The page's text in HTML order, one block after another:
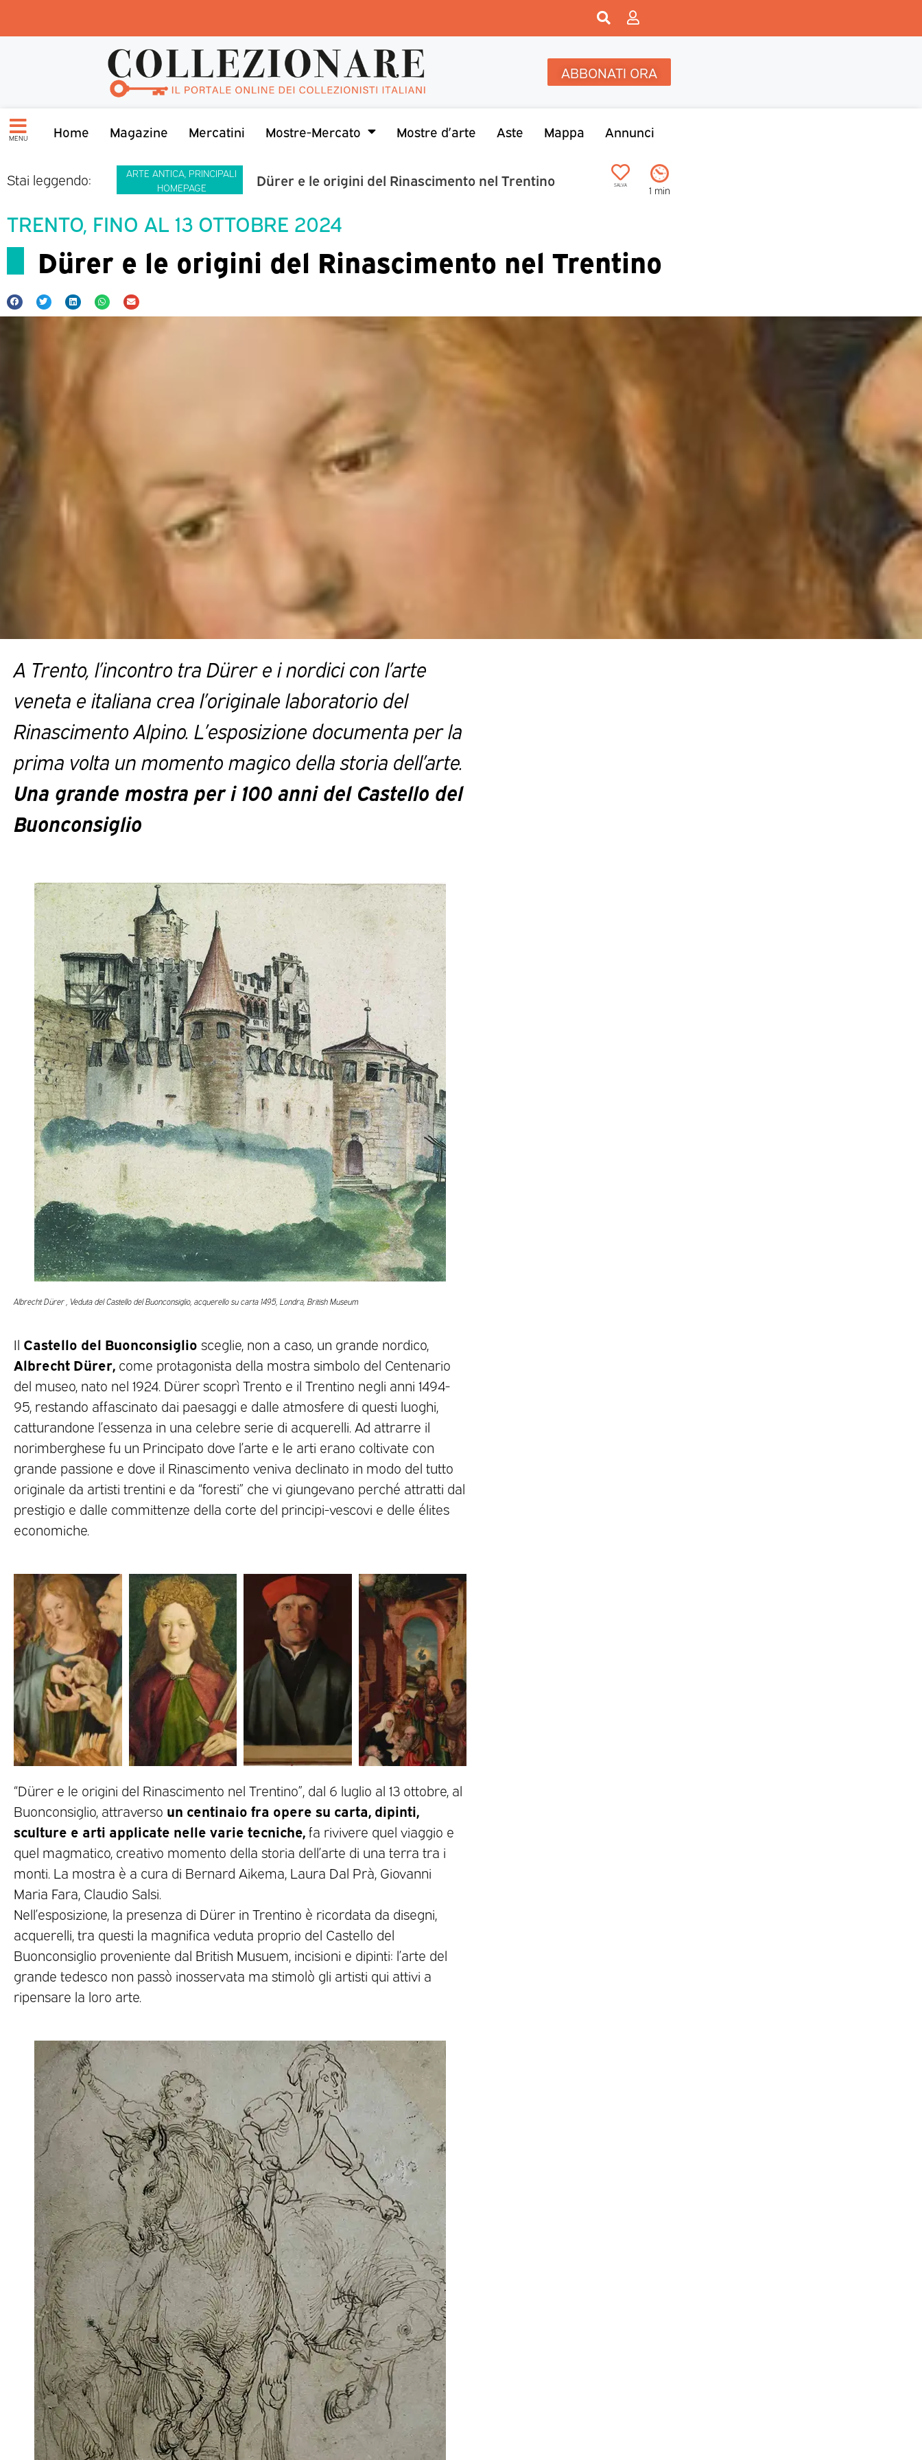
ABBONATI ORA
MENU Home Magazine Mercatini Mostre-Mercato Mostre d’arte Aste Mappa Annunci
Stai leggendo: ARTE ANTICA PRINCIPALI
HOMEPAGE
Dürer e le origini del Rinascimento nel Trentino SALVA 1 min
TRENTO, FINO AL 13 OTTOBRE 2024
Dürer e le origini del Rinascimento nel Trentino
A Trento, l’incontro tra Dürer e i nordici con l’arte
veneta e italiana crea l’originale laboratorio del
Rinascimento Alpino. L’esposizione documenta per la
prima volta un momento magico della storia dell’arte.
Una grande mostra per i 100 anni del Castello del
Buonconsiglio
Albrecht Dürer , Veduta del Castello del Buonconsiglio, acquerello su carta 1495, Londra, British Museum
Il Castello del Buonconsiglio sceglie, non a caso, un grande nordico,
Albrecht Dürer, come protagonista della mostra simbolo del Centenario
del museo, nato nel 1924. Dürer scoprì Trento e il Trentino negli anni 1494-
95, restando affascinato dai paesaggi e dalle atmosfere di questi luoghi,
catturandone l’essenza in una celebre serie di acquerelli. Ad attrarre il
norimberghese fu un Principato dove l’arte e le arti erano coltivate con
grande passione e dove il Rinascimento veniva declinato in modo del tutto
originale da artisti trentini e da “foresti” che vi giungevano perché attratti dal
prestigio e dalle committenze della corte del principi-vescovi e delle élites
economiche.
“Dürer e le origini del Rinascimento nel Trentino”, dal 6 luglio al 13 ottobre, al
Buonconsiglio, attraverso un centinaio fra opere su carta, dipinti,
sculture e arti applicate nelle varie tecniche,fa rivivere quel viaggio e
quel magmatico, creativo momento della storia dell’arte di una terra tra i
monti. La mostra è a cura di Bernard Aikema, Laura Dal Prà, Giovanni
Maria Fara, Claudio Salsi.
Nell’esposizione, la presenza di Dürer in Trentino è ricordata da disegni,
acquerelli, tra questi la magnifica veduta proprio del Castello del
Buonconsiglio proveniente dal British Musuem, incisioni e dipinti: l’arte del
grande tedesco non passò inosservata ma stimolò gli artisti qui attivi a
ripensare la loro arte.